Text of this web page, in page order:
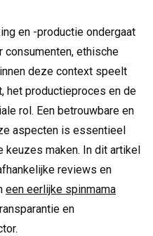
en -productie ondergaat
ethische
deze context speelt
het productieproces en de
rol. Een betrouwbare en
aspecten is essentieel
keuzes maken. In dit artikel
reviews en
een eerlijke spinmama
en